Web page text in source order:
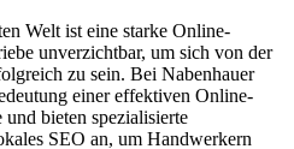
Welt ist eine starke Online-
unverzichtbar, um sich von der
zu sein. Bei Nabenhauer
einer effektiven Online-
bieten spezialisierte
SEO an, um Handwerkern